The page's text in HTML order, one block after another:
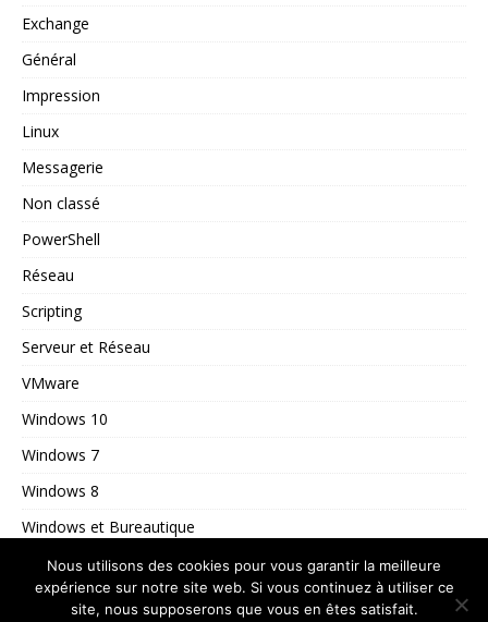
Exchange
Général
Impression
Linux
Messagerie
Non classé
PowerShell
Réseau
Scripting
Serveur et Réseau
VMware
Windows 10
Windows 7
Windows 8
Windows et Bureautique
Windows Server
Nous utilisons des cookies pour vous garantir la meilleure
expérience sur notre site web. Si vous continuez à utiliser ce
site, nous supposerons que vous en êtes satisfait.